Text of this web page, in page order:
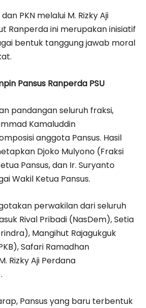
PKN melalui M. Rizky Aji
Ranperda ini merupakan inisiatif
bentuk tanggung jawab moral
Pansus Ranperda PSU
pandangan seluruh fraksi,
Kamaluddin
anggota Pansus. Hasil
Djoko Mulyono (Fraksi
Pansus, dan Ir. Suryanto
Wakil Ketua Pansus.
perwakilan dari seluruh
Rival Pribadi (NasDem), Setia
Mangihut Rajagukguk
Safari Ramadhan
Rizky Aji Perdana
Pansus yang baru terbentuk